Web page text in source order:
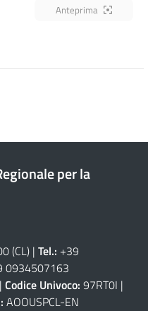
Anteprima
per la
(CL) | Tel.: +39
0934507163
Codice Univoco: 97RT0I |
AOOUSPCL-EN